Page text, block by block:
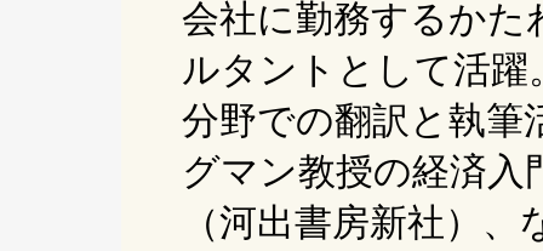
会社に勤務するかた
ルタントとして活
分野での翻訳と執筆
グマン教授の経済入
（河出書房新社）